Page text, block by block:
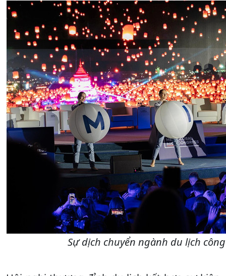
Sự dịch chuyển ngành du lịch